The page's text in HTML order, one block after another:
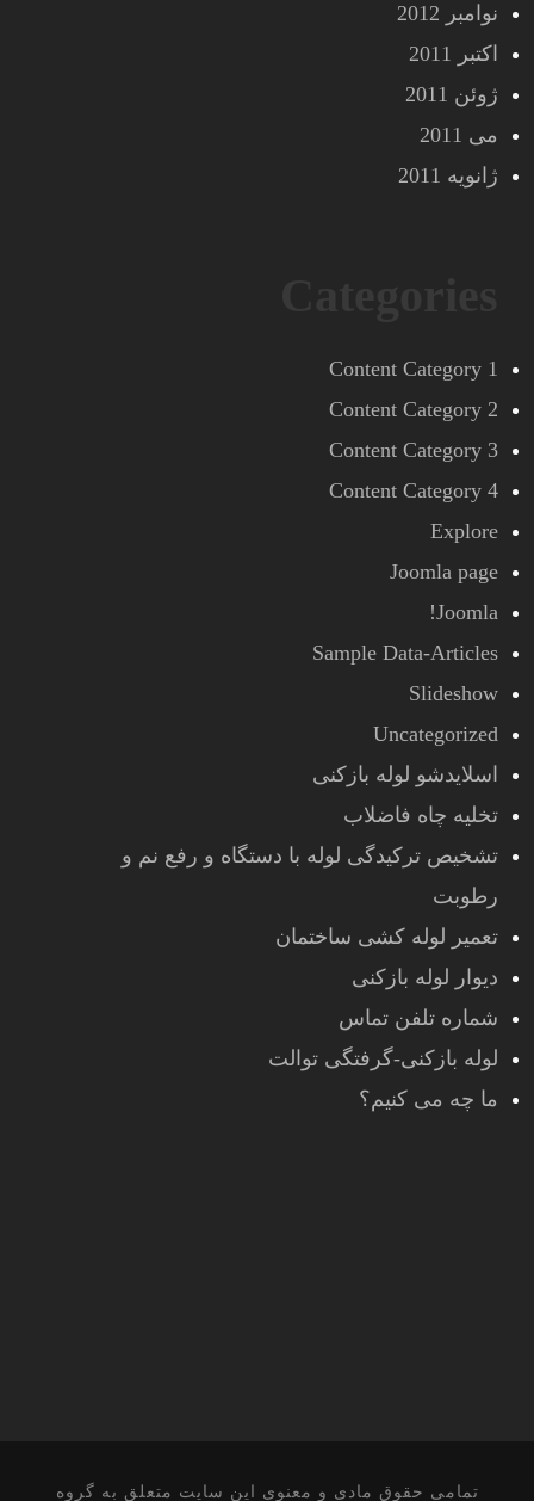
نوامبر 2012
اکتبر 2011
ژوئن 2011
می 2011
ژانویه 2011
Content Category 1
Content Category 2
Content Category 3
Content Category 4
Explore
Joomla page
Joomla!
Sample Data-Articles
Slideshow
Uncategorized
اسلایدشو لوله بازکنی
تخلیه چاه فاضلاب
تشخیص ترکیدگی لوله با دستگاه و رفع نم و
رطوبت
تعمیر لوله کشی ساختمان
دیوار لوله بازکنی
شماره تلفن تماس
لوله بازکنی-گرفتگی توالت
ما چه می کنیم؟
تمامی حقوق مادی و معنوی این سایت متعلق به گروه